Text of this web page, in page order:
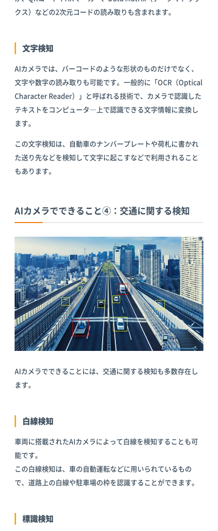
クス）などの2次元コードの読み取りも含まれます。
文字検知
AIカメラでは、バーコードのような形状のものだけでなく、
文字や数字の読み取りも可能です。一般的に「OCR（Optical
Character Reader）」と呼ばれる技術で、カメラで認識した
テキストをコンピュータ―上で認識できる文字情報に変換し
ます。
この文字検知は、自動車のナンバープレートや荷札に書かれ
た送り先などを検知して文字に起こすなどで利用されること
もあります。
AIカメラでできること④：交通に関する検知
AIカメラでできることには、交通に関する検知も多数存在し
ます。
白線検知
車両に搭載されたAIカメラによって白線を検知することも可
能です。
この白線検知は、車の自動運転などに用いられているもの
で、道路上の白線や駐車場の枠を認識することができます。
標識検知